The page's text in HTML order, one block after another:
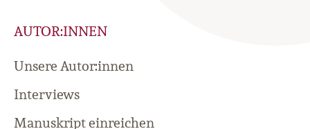
AUTOR:INNEN
Unsere Autor:innen
Interviews
Manuskript einreichen